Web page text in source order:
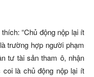
“Chủ động nộp lại ít
trường hợp người phạm
tư tài sản tham ô, nhận
là chủ động nộp lại ít